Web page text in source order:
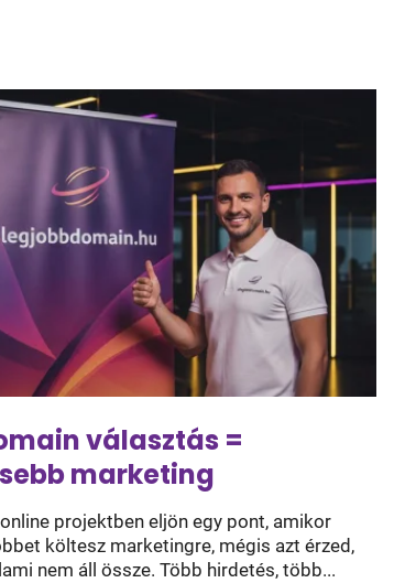
választás =
marketing
projektben eljön egy pont, amikor
költesz marketingre, mégis azt érzed,
nem áll össze. Több hirdetés, több...